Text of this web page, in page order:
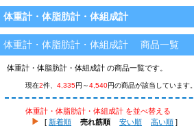
体重計・体脂肪計・体組成計
体重計・体脂肪計・体組成計 商品一覧
体重計・体脂肪計・体組成計 の商品一覧です。
現在2件、 4,335円～4,540円の商品が該当しています。
体重計・体脂肪計・体組成計 を並べ替える
[ 新着順 売れ筋順 安い順 高い順 ]